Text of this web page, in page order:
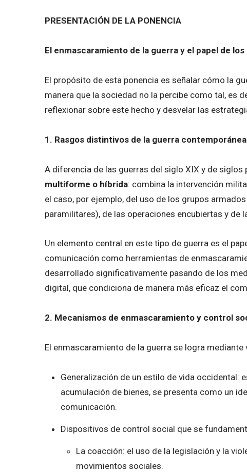
PRESENTACIÓN DE LA PONENCIA
El enmascaramiento de la guerra y el papel de
El propósito de esta ponencia es señalar cómo la
manera que la sociedad no la percibe como tal, es
reflexionar sobre este hecho y desvelar las
1. Rasgos distintivos de la guerra contemporánea
A diferencia de las guerras del siglo XIX y de
multiforme o híbrida: combina la intervención
el caso, por ejemplo, del uso de los grupos
paramilitares), de las operaciones encubiertas y de
Un elemento central en este tipo de guerra es el
comunicación como herramientas de
desarrollado significativamente pasando de los
digital, que condiciona de manera más eficaz el
2. Mecanismos de enmascaramiento y control
El enmascaramiento de la guerra se logra
Generalización de un estilo de vida occidental:
acumulación de bienes, se presenta como un
comunicación.
Dispositivos de control social que se
La coacción: el uso de la legislación y la
movimientos sociales.